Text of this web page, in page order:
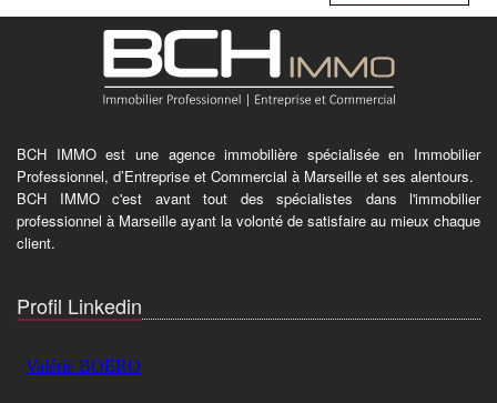
BCH IMMO est une agence immobilière spécialisée en Immobilier
Professionnel, d’Entreprise et Commercial à Marseille et ses alentours.
BCH IMMO c'est avant tout des spécialistes dans l'immobilier
professionnel à Marseille ayant la volonté de satisfaire au mieux chaque
client.
Profil Linkedin